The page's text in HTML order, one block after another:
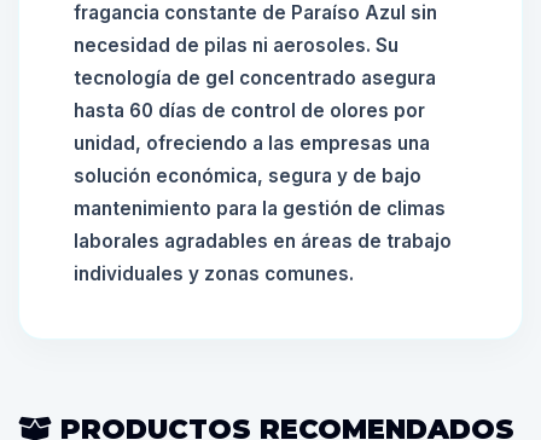
fragancia constante de Paraíso Azul sin
necesidad de pilas ni aerosoles. Su
tecnología de gel concentrado asegura
hasta 60 días de control de olores por
unidad, ofreciendo a las empresas una
solución económica, segura y de bajo
mantenimiento para la gestión de climas
laborales agradables en áreas de trabajo
individuales y zonas comunes.
PRODUCTOS RECOMENDADOS